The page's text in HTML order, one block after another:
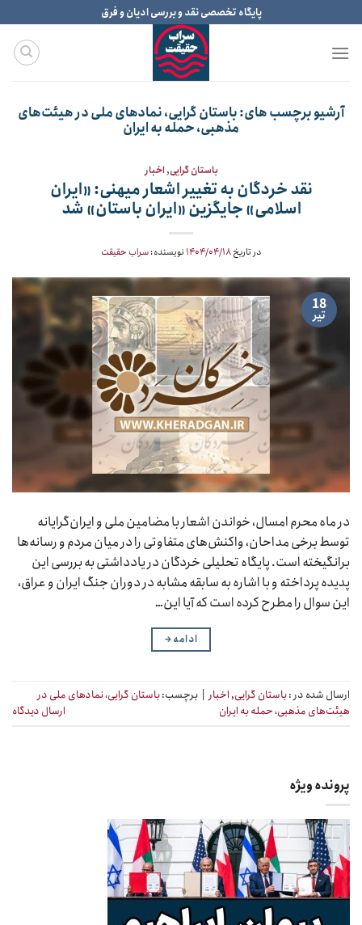
to
content
پایگاه تخصصی نقد و بررسی ادیان و فرق
آرشیو برچسب های:باستان گرایی، نمادهای ملی در هیئت‌های
مذهبی، حمله به ایران
باستان گرایی,اخبار
نقد خردگان به تغییر اشعار میهنی: «ایران
اسلامی» جایگزین «ایران باستان» شد
در تاریخ۱۴۰۴/۰۴/۱۸ نویسنده:سراب حقیقت
18
تیر
در ماه محرم امسال، خواندن اشعار با مضامین ملی و ایران‌گرایانه
توسط برخی مداحان، واکنش‌های متفاوتی را در میان مردم و رسانه‌ها
برانگیخته است. پایگاه تحلیلی خردگان در یادداشتی به بررسی این
پدیده پرداخته و با اشاره به سابقه مشابه در دوران جنگ ایران و عراق،
این سوال را مطرح کرده است که آیا این…
ادامه→
ارسال شده در :باستان گرایی,اخبار برچسب:باستان گرایی، نمادهای ملی در
هیئت‌های مذهبی، حمله به ایران
ارسال دیدگاه
پرونده ویژه